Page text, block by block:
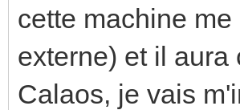
cette machine
externe) et il
Calaos, je vais